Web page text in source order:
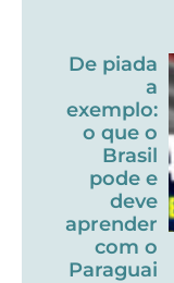
De piada
a
exemplo:
o que o
Brasil
pode e
deve
aprender
com o
Paraguai